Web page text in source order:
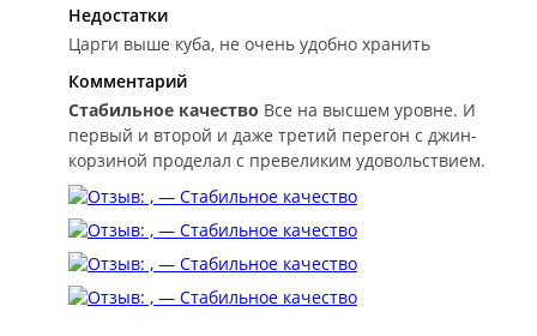
Недостатки
Царги выше куба, не очень удобно хранить
Комментарий
Стабильное качество Все на высшем уровне. И
первый и второй и даже третий перегон с джин-
корзиной проделал с превеликим удовольствием.